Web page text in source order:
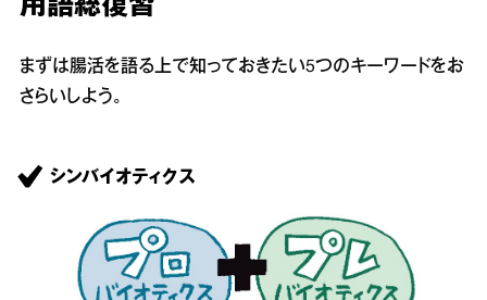
用語総復習
まずは腸活を語る上で知っておきたい5つのキーワードをお
さらいしよう。
シンバイオティクス